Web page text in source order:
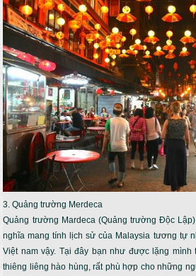
3. Quảng trường Merdeca
Quảng trường Mardeca (Quảng trường Độc
nghĩa mang tính lịch sử của Malaysia tương tự
Việt nam vậy. Tại đây bạn như được lặng mình
thiêng liêng hào hùng, rất phù hợp cho những